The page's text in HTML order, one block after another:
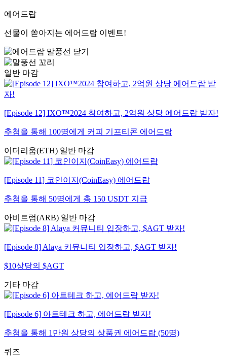
에어드랍
선물이 쏟아지는 에어드랍 이벤트!
일반 마감
[Episode 12] IXO™2024 참여하고, 2억원 상당 에어드랍 받자!
추첨을 통해 100명에게 커피 기프티콘 에어드랍
이더리움(ETH) 일반 마감
[Episode 11] 코인이지(CoinEasy) 에어드랍
추첨을 통해 50명에게 총 150 USDT 지급
아비트럼(ARB) 일반 마감
[Episode 8] Alaya 커뮤니티 입장하고, $AGT 받자!
$10상당의 $AGT
기타 마감
[Episode 6] 아트테크 하고, 에어드랍 받자!
추첨을 통해 1만원 상당의 상품권 에어드랍 (50명)
퀴즈